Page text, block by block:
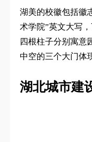
湖美的校徽包括徽
术学院”英文大写
四根柱子分别寓意
中空的三个大门体
湖北城市建